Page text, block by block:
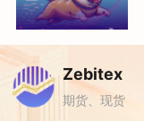
Zebitex
期货、现货